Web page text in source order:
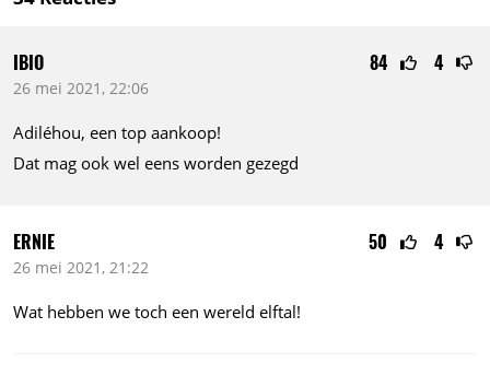
84 4
IBIO
26 mei 2021, 22:06
Adiléhou, een top aankoop!
Dat mag ook wel eens worden gezegd
50 4
ERNIE
26 mei 2021, 21:22
Wat hebben we toch een wereld elftal!